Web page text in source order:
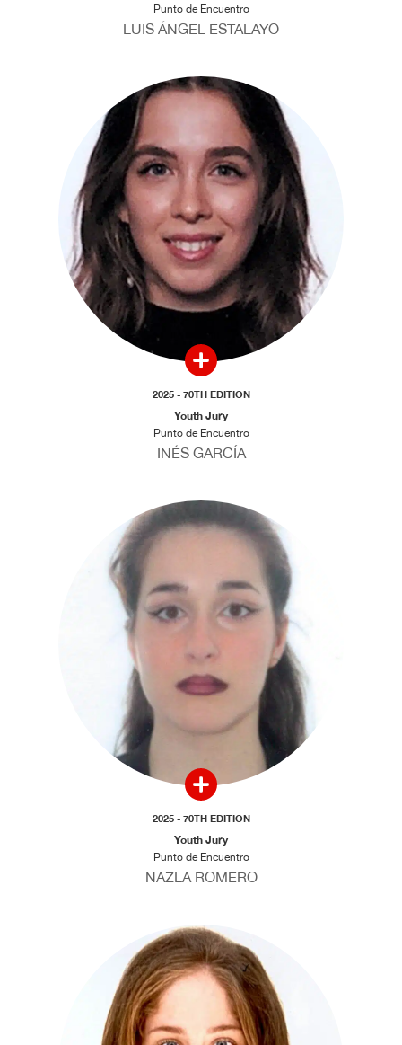
Punto de Encuentro
LUIS ÁNGEL ESTALAYO
2025 - 70TH EDITION
Youth Jury
Punto de Encuentro
INÉS GARCÍA
2025 - 70TH EDITION
Youth Jury
Punto de Encuentro
NAZLA ROMERO